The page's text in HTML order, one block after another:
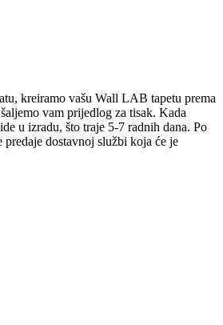
kreiramo vašu Wall LAB tapetu prema
vam prijedlog za tisak. Kada
u izradu, što traje 5-7 radnih dana. Po
predaje dostavnoj službi koja će je